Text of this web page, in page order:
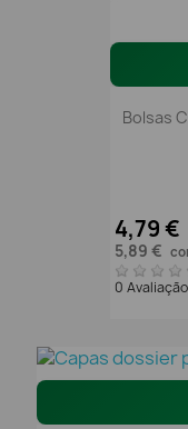
Bolsas
4,79 €
5,89 €
0